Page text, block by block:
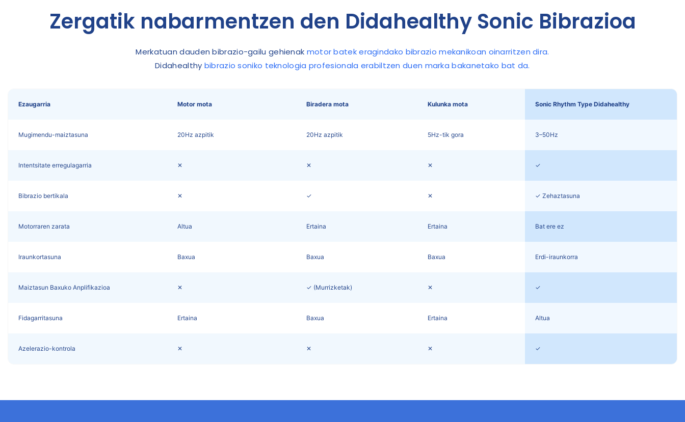
Zergatik nabarmentzen den Didahealthy Sonic Bibrazioa
Merkatuan dauden bibrazio-gailu gehienak motor batek eragindako bibrazio mekanikoan oinarritzen dira.
Didahealthy bibrazio soniko teknologia profesionala erabiltzen duen marka bakanetako bat da.
Ezaugarria Motor mota Biradera mota Kulunka mota Sonic Rhythm Type Didahealthy
Mugimendu-maiztasuna 20Hz azpitik 20Hz azpitik 5Hz-tik gora 3–50Hz
Intentsitate erregulagarria ✕ ✕ ✕ ✓
Bibrazio bertikala ✕ ✓ ✕ ✓ Zehaztasuna
Motorraren zarata Altua Ertaina Ertaina Bat ere ez
Iraunkortasuna Baxua Baxua Baxua Erdi-iraunkorra
Maiztasun Baxuko Anplifikazioa ✕ ✓ (Murrizketak) ✕ ✓
Fidagarritasuna Ertaina Baxua Ertaina Altua
Azelerazio-kontrola ✕ ✕ ✕ ✓